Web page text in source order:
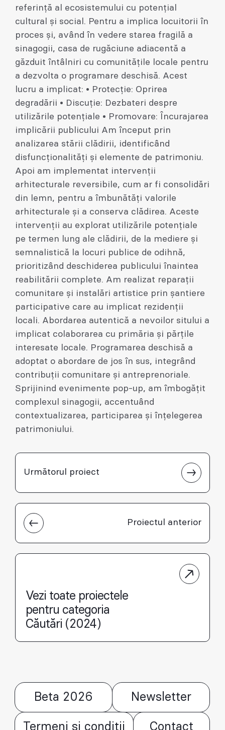
referință al ecosistemului cu potențial
cultural și social. Pentru a implica locuitorii în
proces și, având în vedere starea fragilă a
sinagogii, casa de rugăciune adiacentă a
găzduit întâlniri cu comunitățile locale pentru
a dezvolta o programare deschisă. Acest
lucru a implicat: • Protecție: Oprirea
degradării • Discuție: Dezbateri despre
utilizările potențiale • Promovare: Încurajarea
implicării publicului Am început prin
analizarea stării clădirii, identificând
disfuncționalități și elemente de patrimoniu.
Apoi am implementat intervenții
arhitecturale reversibile, cum ar fi consolidări
din lemn, pentru a îmbunătăți valorile
arhitecturale și a conserva clădirea. Aceste
intervenții au explorat utilizările potențiale
pe termen lung ale clădirii, de la mediere și
semnalistică la locuri publice de odihnă,
prioritizând deschiderea publicului înaintea
reabilitării complete. Am realizat reparații
comunitare și instalări artistice prin șantiere
participative care au implicat rezidenții
locali. Abordarea autentică a nevoilor sitului a
implicat colaborarea cu primăria și părțile
interesate locale. Programarea deschisă a
adoptat o abordare de jos în sus, integrând
contribuții comunitare și antreprenoriale.
Sprijinind evenimente pop-up, am îmbogățit
complexul sinagogii, accentuând
contextualizarea, participarea și înțelegerea
patrimoniului.
Proiectul anterior
Următorul proiect
Vezi toate proiectele
pentru categoria
Căutări (2024)
Beta 2026 Newsletter
Termeni și condiții Contact